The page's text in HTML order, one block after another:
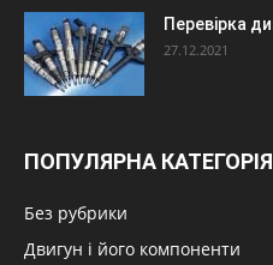
Перевірка
27.12.2021
ПОПУЛЯРНА КАТЕГОРІЯ
Без рубрики
Двигун і його компоненти